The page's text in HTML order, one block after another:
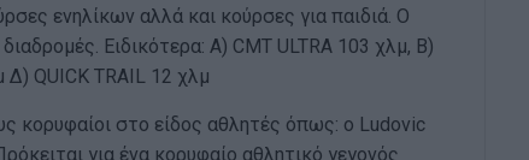
ενηλίκων αλλά και κούρσες για παιδιά. Ο
Ειδικότερα: Α) CMT ULTRA 103 χλμ, Β)
Δ) QUICK TRAIL 12 χλμ
κορυφαίοι στο είδος αθλητές όπως: o Ludovic
για ένα κορυφαίο αθλητικό γεγονός